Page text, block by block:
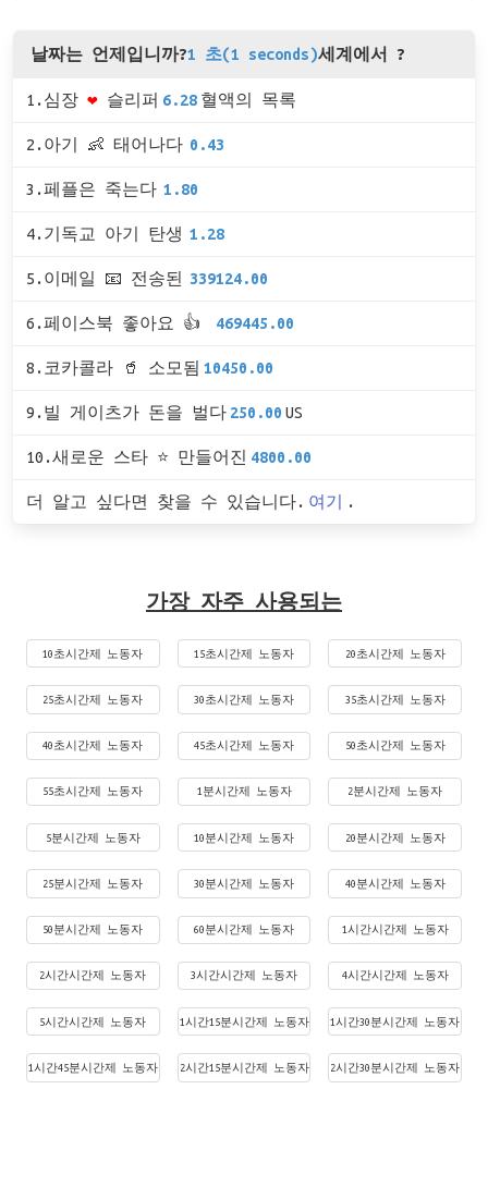
날짜는 언제입니까?1 초(1 seconds)세계에서 ?
1.심장 ❤ 슬리퍼 6.28 혈액의 목록
2.아기 👶 태어나다 0.43
3.페플은 죽는다 1.80
4.기독교 아기 탄생 1.28
5.이메일 📧 전송된 339124.00
6.페이스북 좋아요 👍 469445.00
8.코카콜라 🥤 소모됨 10450.00
9.빌 게이츠가 돈을 벌다 250.00 US
10.새로운 스타 ⭐ 만들어진 4800.00
더 알고 싶다면 찾을 수 있습니다. 여기 .
가장 자주 사용되는
10초시간제 노동자 15초시간제 노동자 20초시간제 노동자
25초시간제 노동자 30초시간제 노동자 35초시간제 노동자
40초시간제 노동자 45초시간제 노동자 50초시간제 노동자
55초시간제 노동자 1분시간제 노동자 2분시간제 노동자
5분시간제 노동자 10분시간제 노동자 20분시간제 노동자
25분시간제 노동자 30분시간제 노동자 40분시간제 노동자
50분시간제 노동자 60분시간제 노동자 1시간시간제 노동자
2시간시간제 노동자 3시간시간제 노동자 4시간시간제 노동자
5시간시간제 노동자 1시간15분시간제 노동자 1시간30분시간제 노동자
1시간45분시간제 노동자 2시간15분시간제 노동자 2시간30분시간제 노동자